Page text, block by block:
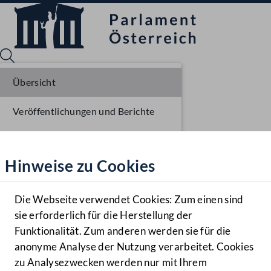
Hilfe
Benutzer
Navigationsmenü öffnen
MENÜ
Hinweise zu Cookies
Die Webseite verwendet Cookies: Zum einen sind
sie erforderlich für die Herstellung der
Funktionalität. Zum anderen werden sie für die
anonyme Analyse der Nutzung verarbeitet. Cookies
zu Analysezwecken werden nur mit Ihrem
Übersicht
Veröffentlichungen und Berichte
Parlamentarisches Verfahren